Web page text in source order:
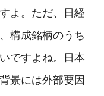
よ。ただ、日経
構成銘柄のうち
ですよね。日本
景には外部要因